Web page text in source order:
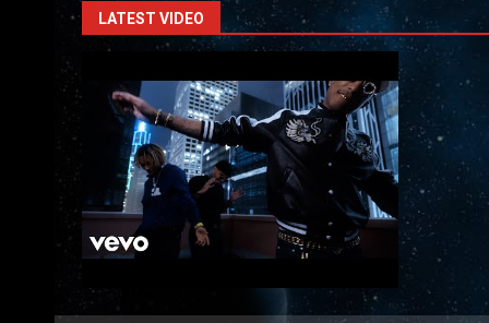
LATEST VIDEO